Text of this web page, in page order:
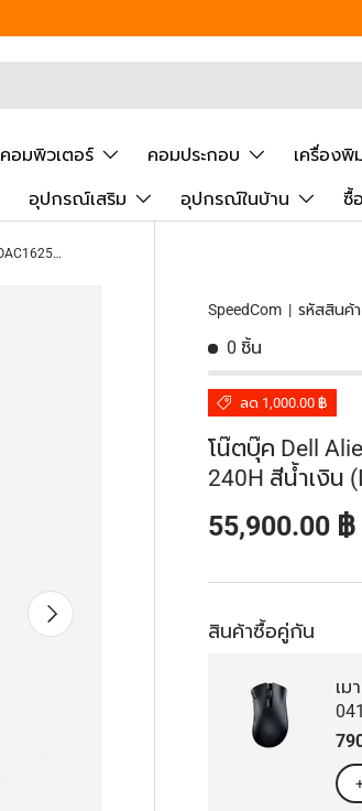
คอมพิวเตอร์ คอมประกอบ เครื่องพิ
อุปกรณ์เสริม อุปกรณ์ในบ้าน ซื้
โน๊ตบุ๊ค Dell Alienware 16 Aurora OAC16250I702 Core 7 240H สีน้ำเงิน (Interstellar Indigo)
ถัดไป
SpeedCom |รหัสสินค้
0 ชิ้น
ลด 1,000.00 ฿
โน๊ตบุ๊ค Dell
240H สีน้ำเงิน
ราคาส่วนลด
55,900.00 ฿
สินค้าซื้อคู่กัน
เม
รา